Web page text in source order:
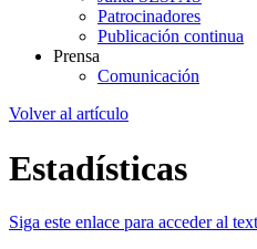
Patrocinadores
Publicación continua
Prensa
Comunicación
Volver al artículo
Estadísticas
Siga este enlace para acceder al